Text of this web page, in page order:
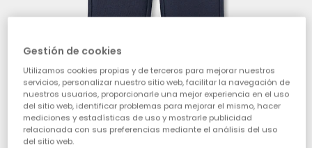
Gestión de cookies
Utilizamos cookies propias y de terceros para mejorar nuestros
servicios, personalizar nuestro sitio web, facilitar la navegación de
nuestros usuarios, proporcionarle una mejor experiencia en el uso
del sitio web, identificar problemas para mejorar el mismo, hacer
mediciones y estadísticas de uso y mostrarle publicidad
relacionada con sus preferencias mediante el análisis del uso
del sitio web.